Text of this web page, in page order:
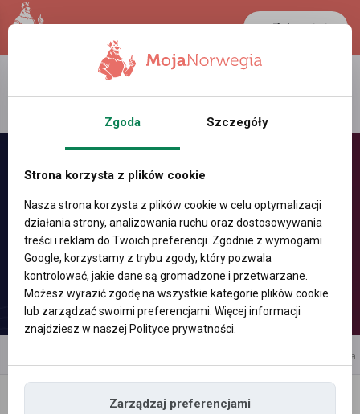
Zaloguj się
LANCASTER
23.8 °C 0.3895 PLN
reklama
wiadomość
Zgoda Szczegóły
Strona korzysta z plików cookie
Nasza strona korzysta z plików cookie w celu optymalizacji
działania strony, analizowania ruchu oraz dostosowywania
treści i reklam do Twoich preferencji. Zgodnie z wymogami
Google, korzystamy z trybu zgody, który pozwala
kontrolować, jakie dane są gromadzone i przetwarzane.
Możesz wyrazić zgodę na wszystkie kategorie plików cookie
lub zarządzać swoimi preferencjami. Więcej informacji
znajdziesz w naszej Polityce prywatności.
Zarządzaj preferencjami